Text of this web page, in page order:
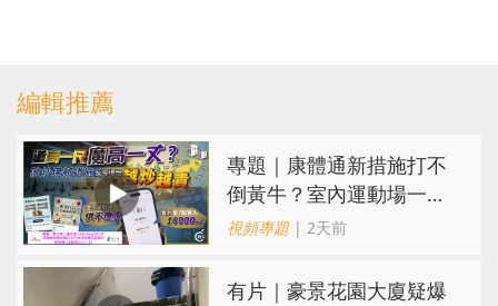
編輯推薦
專題｜康體通新措施打不
倒黃牛？室內運動場一場
難求越炒越貴
視頻專題| 2天前
有片｜豪景花園大廈疑爆